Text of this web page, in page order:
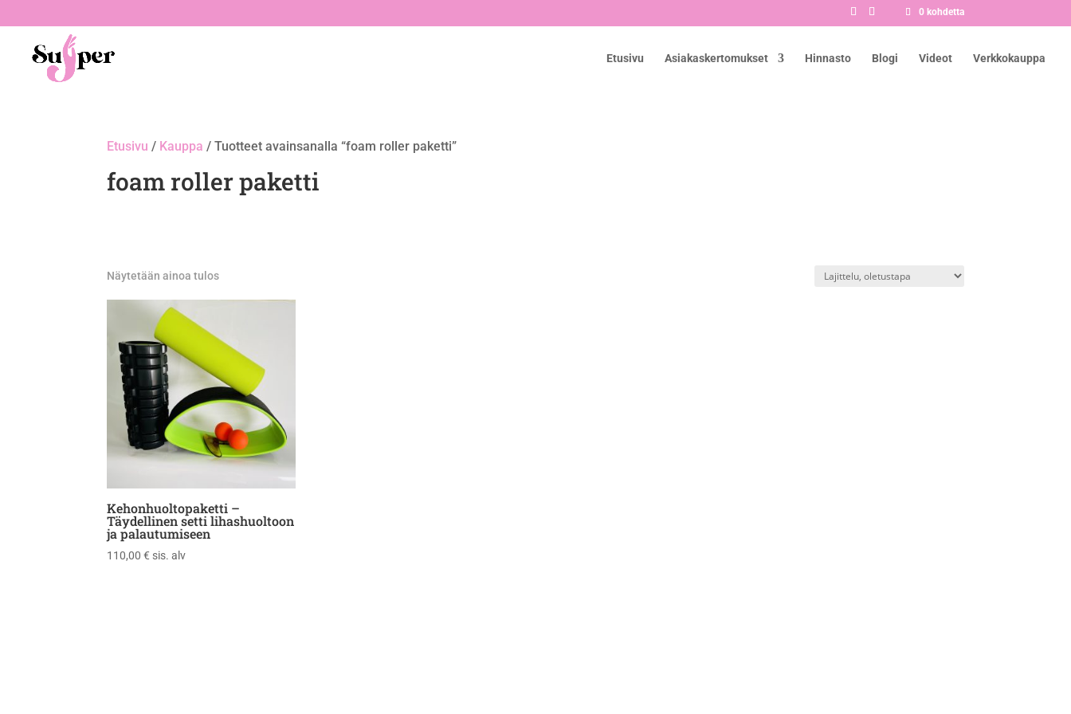
0 kohdetta
Etusivu Asiakaskertomukset Hinnasto Blogi Videot Verkkokauppa
Etusivu / Kauppa / Tuotteet avainsanalla “foam roller paketti”
foam roller paketti
Näytetään ainoa tulos
Kehonhuoltopaketti –
Täydellinen setti lihashuoltoon
ja palautumiseen
110,00€ sis. alv